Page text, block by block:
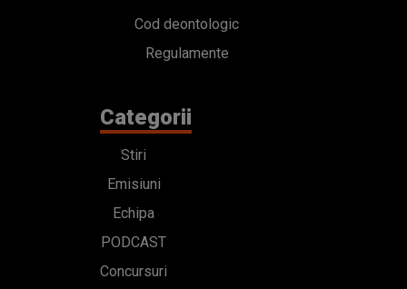
Cod deontologic
Regulamente
Categorii
Stiri
Emisiuni
Echipa
PODCAST
Concursuri